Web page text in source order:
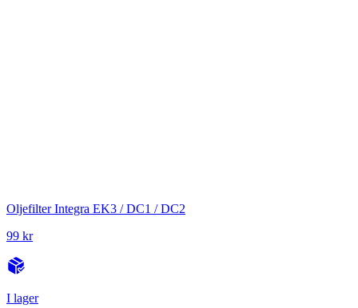
Oljefilter Integra EK3 / DC1 / DC2
99 kr
I lager